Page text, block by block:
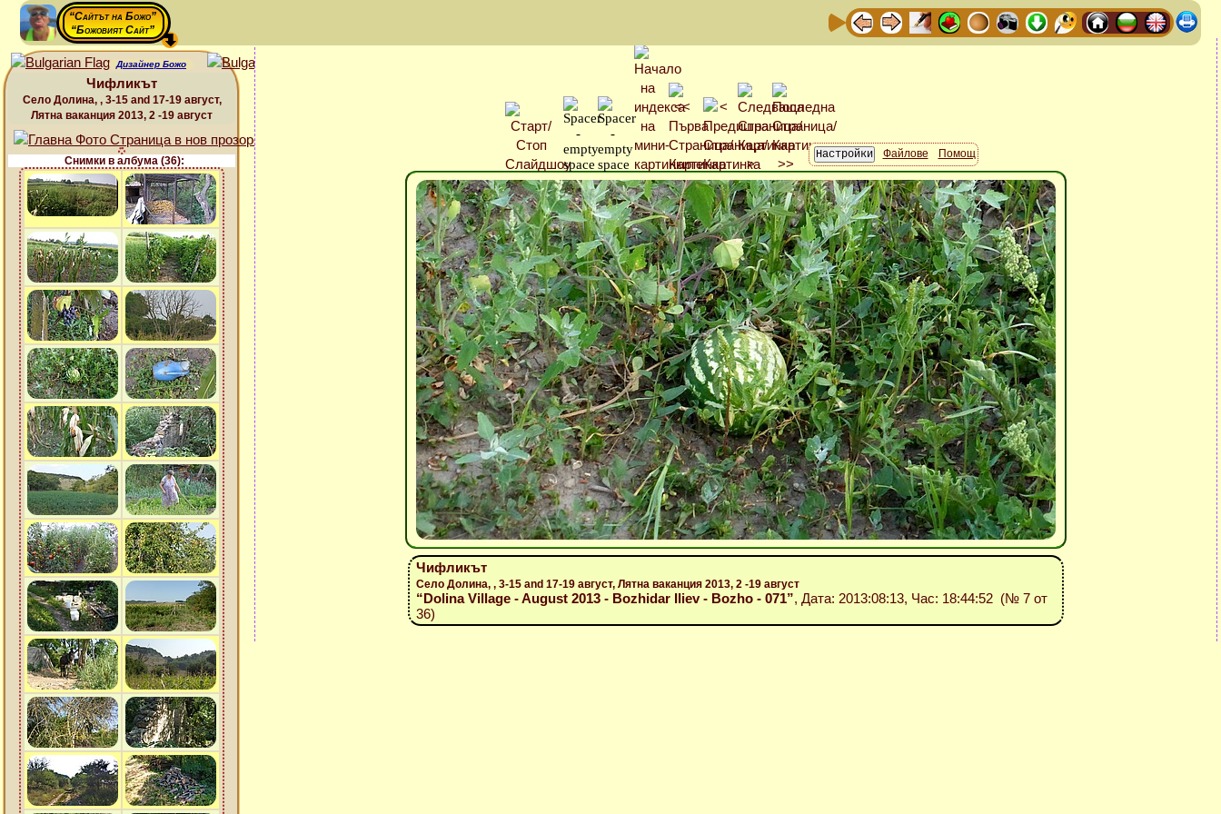
“Сайтът на Божо”
“Божовият Сайт”
Дизайнер Божо
Чифликът
Село Долина, , 3-15 and 17-19 август,
Лятна ваканция 2013, 2 -19 август
Снимки в албума (36):
Файлове Помощ
Чифликът
Село Долина, , 3-15 and 17-19 август, Лятна ваканция 2013, 2 -19 август
“Dolina Village - August 2013 - Bozhidar Iliev - Bozho - 071”, Дата: 2013:08:13, Час: 18:44:52 (№ 7 от
36)